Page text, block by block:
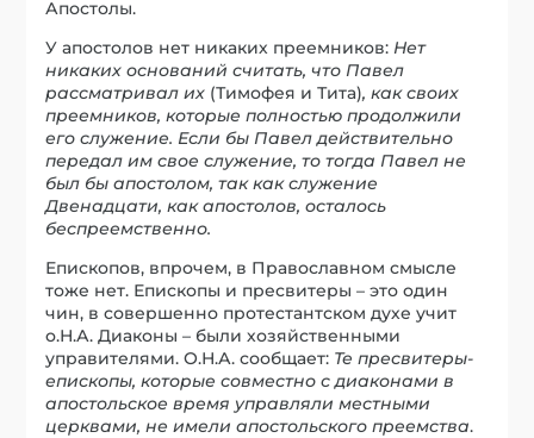
Апостолы.
У апостолов нет никаких преемников: Нет
никаких оснований считать, что Павел
рассматривал их (Тимофея и Тита), как своих
преемников, которые полностью продолжили
его служение. Если бы Павел действительно
передал им свое служение, то тогда Павел не
был бы апостолом, так как служение
Двенадцати, как апостолов, осталось
беспреемственно.
Епископов, впрочем, в Православном смысле
тоже нет. Епископы и пресвитеры – это один
чин, в совершенно протестантском духе учит
о.Н.А. Диаконы – были хозяйственными
управителями. О.Н.А. сообщает: Те пресвитеры-
епископы, которые совместно с диаконами в
апостольское время управляли местными
церквами, не имели апостольского преемства.